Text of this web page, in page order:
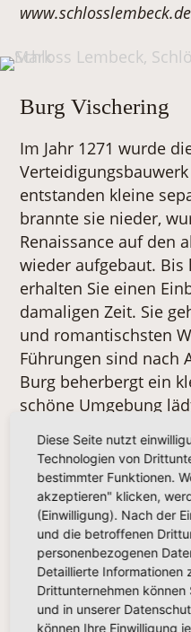
www.schlosslembeck.de
Burg Vischering
Im Jahr 1271 wurde
entstanden kleine
brannte sie nieder,
Renaissance auf den
wieder aufgebaut. Bis
erhalten Sie einen
damaligen Zeit. Sie
und romantischsten
Führungen sind nach
Burg beherbergt ein
schöne Umgebung
nahe Innenstadt von
mehr als nur einen
lohnendes
Berenbrock 1, 59348
geöffnet Di-So ab 10
vischering.de
Diese Seite nutzt
Technologien von
bestimmter Funktionen.
akzeptieren" klicken,
(Einwilligung). Nach der
und die betroffenen
personenbezogenen
Detaillierte Informationen
Drittunternehmen
und in unserer
können Ihre Einwilligung